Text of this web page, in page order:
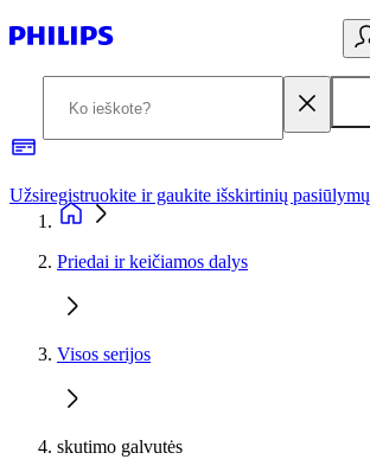
Užsiregistruokite ir gaukite išskirtinių pasiūlymų
Priedai ir keičiamos dalys
Visos serijos
skutimo galvutės